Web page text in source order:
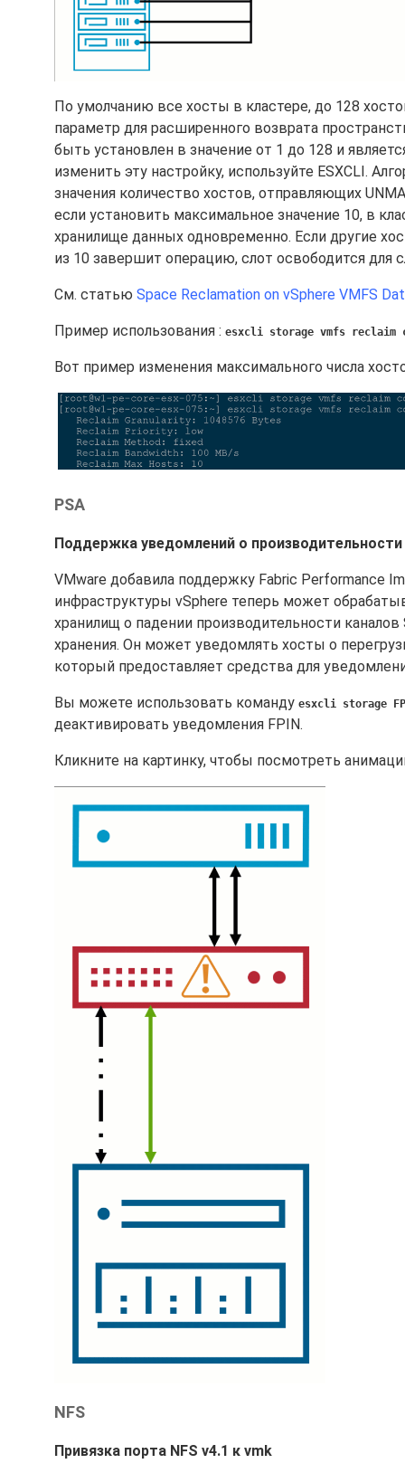
По умолчанию все хосты в кластере, до 128
параметр для расширенного возврата
быть установлен в значение от 1 до 128 и
изменить эту настройку, используйте ESXCLI.
значения количество хостов, отправляющих
если установить максимальное значение 10, в
хранилище данных одновременно. Если другие
из 10 завершит операцию, слот освободится для
См. статью Space Reclamation on vSphere VMFS
Пример использования : esxcli storage vmfs reclaim
Вот пример изменения максимального числа
PSA
Поддержка уведомлений о производительности
VMware добавила поддержку Fabric Performance
инфраструктуры vSphere теперь может
хранилищ о падении производительности
хранения. Он может уведомлять хосты о
который предоставляет средства для
Вы можете использовать команду esxcli storage
деактивировать уведомления FPIN.
Кликните на картинку, чтобы посмотреть
NFS
Привязка порта NFS v4.1 к vmk